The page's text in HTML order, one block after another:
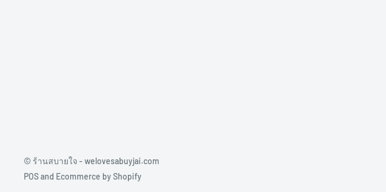
© ร้านสบายใจ - welovesabuyjai.com
POSand Ecommerce by Shopify